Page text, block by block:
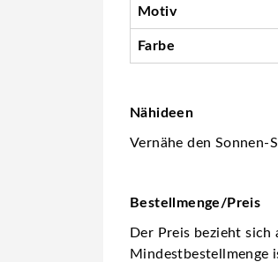
Motiv
Farbe
Nähideen
Vernähe den
Bestellmenge/Preis
Der Preis bezieht